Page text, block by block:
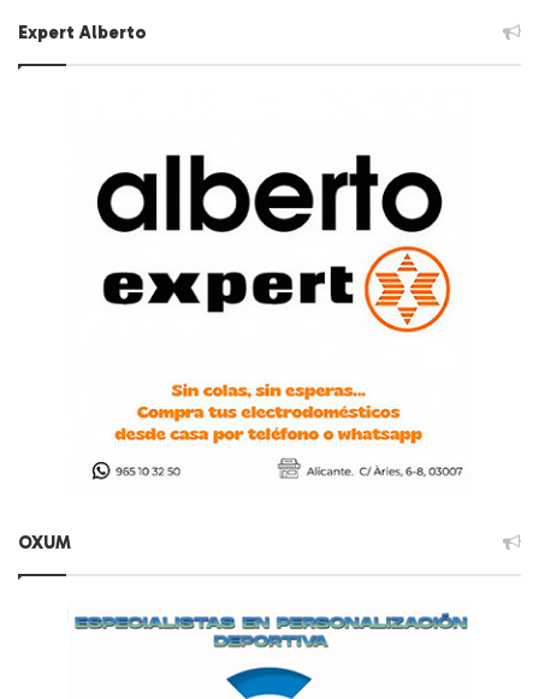
Expert Alberto
OXUM